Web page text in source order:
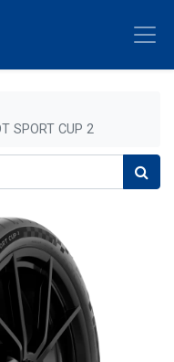
SPORT CUP 2